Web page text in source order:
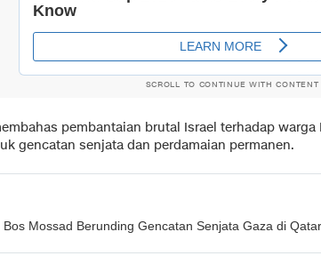
SCROLL TO CONTINUE WITH CONTENT
pembantaian brutal Israel terhadap
gencatan senjata dan perdamaian permanen.
Bos Mossad Berunding Gencatan Senjata Gaza di Qatar